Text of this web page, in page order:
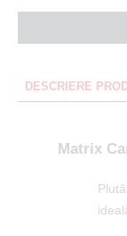
DESCRIERE
Matrix